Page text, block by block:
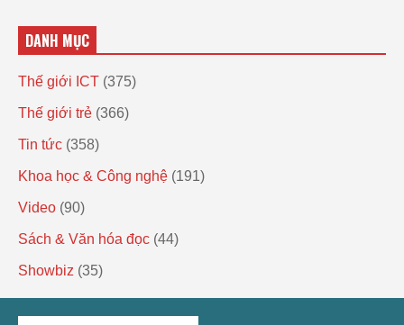
DANH MỤC
Thế giới ICT (375)
Thế giới trẻ (366)
Tin tức (358)
Khoa học & Công nghệ (191)
Video (90)
Sách & Văn hóa đọc (44)
Showbiz (35)